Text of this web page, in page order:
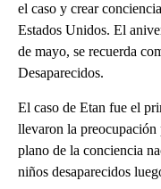
el caso y crear
Estados Unidos. El
de mayo, se recuerda
Desaparecidos.
El caso de Etan fue el
llevaron la preocupación
plano de la conciencia
niños desaparecidos